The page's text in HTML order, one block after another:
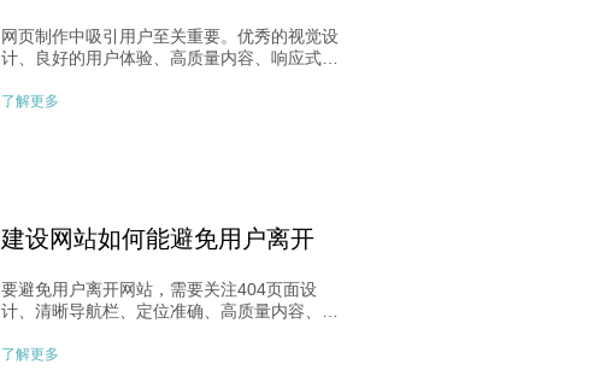
网页制作中吸引用户至关重要。优秀的视觉设
计、良好的用户体验、高质量内容、响应式设
新、快速加载速度、核心信息呈现等手段可以
了解更多
建设网站如何能避免用户离开
要避免用户离开网站，需要关注404页面设
计、清晰导航栏、定位准确、高质量内容、内
网站整体价值，提高用户留存率和满意度。定
了解更多